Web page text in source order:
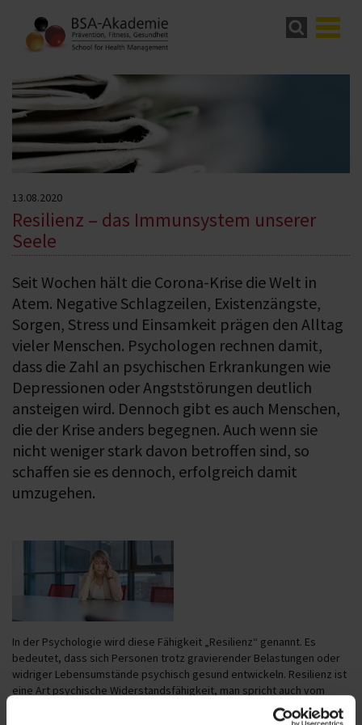
13.08.2020
Resilienz – das Immunsystem unserer
Seele
Seit Wochen hält die Corona-Krise die Welt in
Atem. Negative Schlagzeilen, Existenzängste,
Sorgen, Stress und Einsamkeit prägen den Alltag
vieler Menschen. Psychologen rechnen damit,
dass die Zahl an psychischen Erkrankungen wie
Depressionen oder Angststörungen deutlich
ansteigen wird. Dennoch gibt es auch Menschen,
die der Krise anders begegnen. Auch wenn sie
nicht weniger stark davon betroffen sind, so
schaffen sie es dennoch, erfolgreich damit
umzugehen.
In der Psychologie wird diese Fähigkeit „Resilienz“ genannt. Es
bedeutet, dass sich Personen trotz gravierender Belastungen oder
widriger Lebensumstände psychisch gesund entwickeln. Resilienz ist
eine Art psychische Widerstandsfähigkeit, man spricht auch vom
„Immunsystem der Seele“. Doch was ist das Geheimnis dieser